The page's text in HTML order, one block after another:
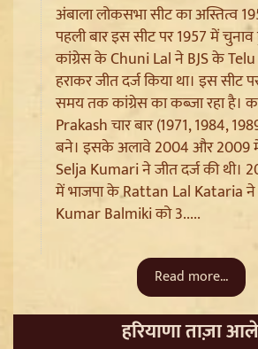
Ladakh Formation Day: शांति और
पर लद्दाख, LG ने PM Modi और Amit
आभार
अंबाला लोकसभा सीट का अस्तित्व
पहली बार इस सीट पर 1957 में
कांग्रेस के Chuni Lal ने BJS के
हराकर जीत दर्ज किया था। इस
समय तक कांग्रेस का कब्जा रहा है।
Prakash चार बार (1971, 1984,
बने। इसके अलावे 2004 और 2009
Selja Kumari ने जीत दर्ज की थी।
में भाजपा के Rattan Lal Kataria ने
Kumar Balmiki को 3.....
Read more...
हरियाणा ताज़ा